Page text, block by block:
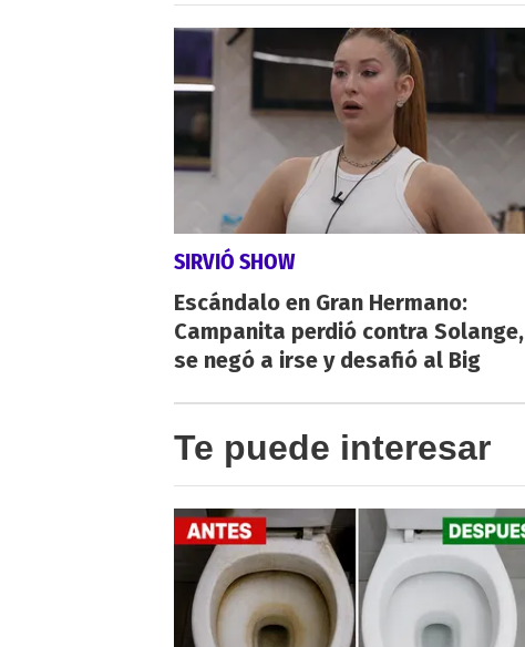
SIRVIÓ SHOW
Escándalo en Gran Hermano:
Campanita perdió contra Solange,
se negó a irse y desafió al Big
Te puede interesar